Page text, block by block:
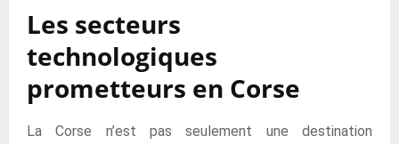
Les secteurs
technologiques
prometteurs en Corse
La Corse n’est pas seulement une destination